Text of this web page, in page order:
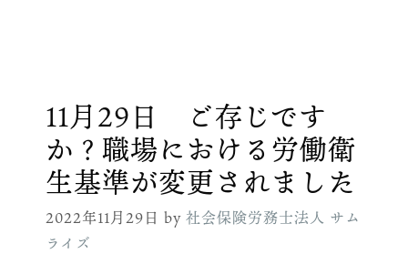
11月29日 ご存じです
か？職場における労働衛
生基準が変更されました
2022年11月29日 by 社会保険労務士法人 サム
ライズ